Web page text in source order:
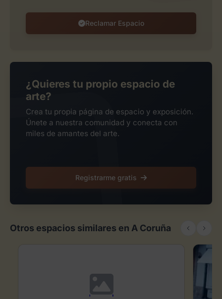
Reclamar Espacio
¿Quieres tu propio espacio de
arte?
Crea tu propia página de espacio y exposición.
Únete a nuestra comunidad y conecta con
miles de amantes del arte.
Registrarme gratis
Otros espacios similares en A Coruña